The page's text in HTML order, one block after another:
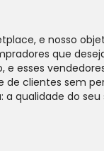
e nosso
que
e esses
de clientes sem
qualidade do seu